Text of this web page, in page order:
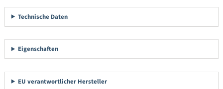
Technische Daten
Eigenschaften
EU verantwortlicher Hersteller